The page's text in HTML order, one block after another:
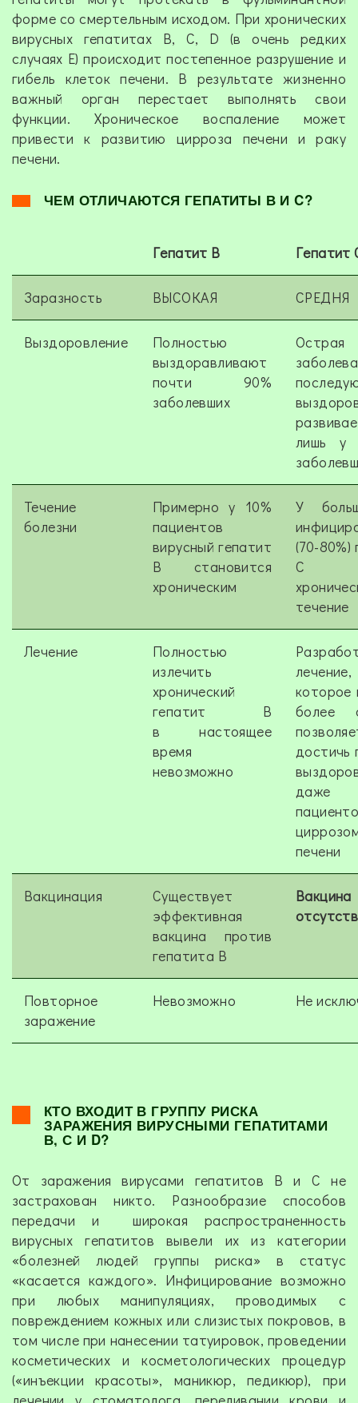
форме со смертельным исходом. При хронических
вирусных гепатитах В, С, D (в очень редких
случаях Е) происходит постепенное разрушение и
гибель клеток печени. В результате жизненно
важный орган перестает выполнять свои
функции. Хроническое воспаление может
привести к развитию цирроза печени и раку
печени.
ЧЕМ ОТЛИЧАЮТСЯ ГЕПАТИТЫ В И C?
Гепатит В Гепатит
Заразность ВЫСОКАЯ СРЕДНЯ
Выздоровление
Полностью
выздоравливают
почти 90%
заболевших
лишь у
Течение
болезни
Примерно у 10%
пациентов
вирусный гепатит
В становится
хроническим
У
(70-80%)
С
течение
Лечение
Полностью
излечить
хронический
гепатит В
в настоящее
время
невозможно
лечение,
которое
более
достичь
печени
Вакцинация
Существует
эффективная
вакцина против
гепатита В
Вакцина
Повторное
заражение
Невозможно Не
КТО ВХОДИТ В ГРУППУ РИСКА
ЗАРАЖЕНИЯ ВИРУСНЫМИ ГЕПАТИТАМИ
В, С И D?
От заражения вирусами гепатитов В и С не
застрахован никто. Разнообразие способов
передачи и широкая распространенность
вирусных гепатитов вывели их из категории
«болезней людей группы риска» в статус
«касается каждого». Инфицирование возможно
при любых манипуляциях, проводимых с
повреждением кожных или слизистых покровов, в
том числе при нанесении татуировок, проведении
косметических и косметологических процедур
(«инъекции красоты», маникюр, педикюр), при